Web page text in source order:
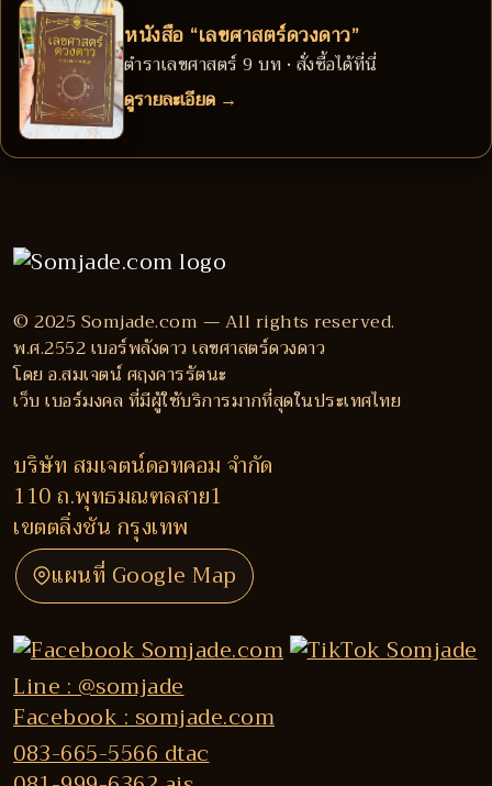
หนังสือ “เลขศาสตร์ดวงดาว”
ตำราเลขศาสตร์ 9 บท • สั่งซื้อได้ที่นี่
ดูรายละเอียด →
© 2025 Somjade.com — All rights reserved.
พ.ศ.2552 เบอร์พลังดาว เลขศาสตร์ดวงดาว
โดย อ.สมเจตน์ ศฤงคารรัตนะ
เว็บ เบอร์มงคล ที่มีผู้ใช้บริการมากที่สุดในประเทศไทย
บริษัท สมเจตน์ดอทคอม จำกัด
110 ถ.พุทธมณฑลสาย1
เขตตลิ่งชัน กรุงเทพ
แผนที่ Google Map
Line : @somjade
Facebook : somjade.com
083-665-5566 dtac